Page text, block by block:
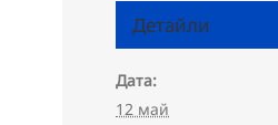
Детайли
Дата:
12 май